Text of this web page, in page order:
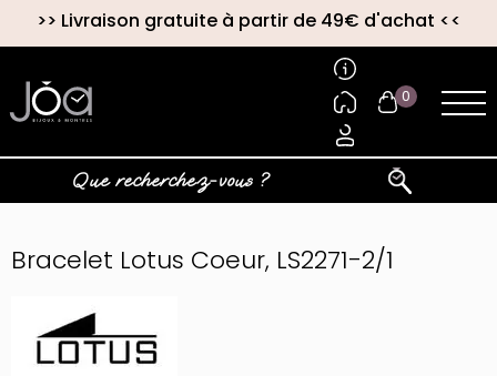
>> Livraison gratuite à partir de 49€ d'achat <<
0
Bracelet Lotus Coeur, LS2271-2/1